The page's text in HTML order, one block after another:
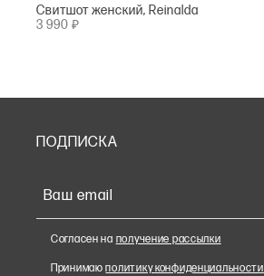
Свитшот женский, Reinalda
3 990 ₽
ПОДПИСКА
Ваш email
Согласен на получение рассылки
Принимаюполитику конфиденциальности